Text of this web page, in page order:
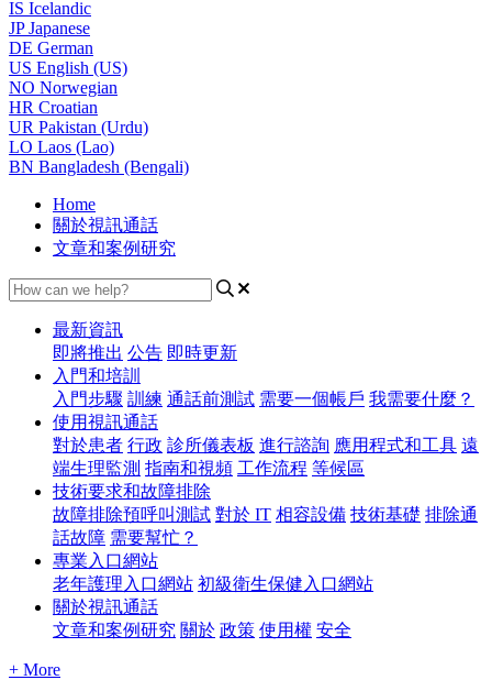
IS Icelandic
JPJapanese
DE German
US English (US)
NO Norwegian
HR Croatian
UR Pakistan (Urdu)
LO Laos (Lao)
BN Bangladesh (Bengali)
Home
關於視訊通話
文章和案例研究
最新資訊
即將推出 公告 即時更新
入門和培訓
入門步驟 訓練 通話前測試 需要一個帳戶 我需要什麼？
使用視訊通話
對於患者 行政 診所儀表板 進行諮詢 應用程式和工具 遠
端生理監測 指南和視頻 工作流程 等候區
技術要求和故障排除
故障排除預呼叫測試 對於 IT 相容設備 技術基礎 排除通
話故障 需要幫忙？
專業入口網站
老年護理入口網站 初級衛生保健入口網站
關於視訊通話
文章和案例研究 關於 政策 使用權 安全
+ More